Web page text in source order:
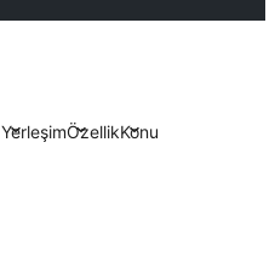
YerleşimÖzellikKonu